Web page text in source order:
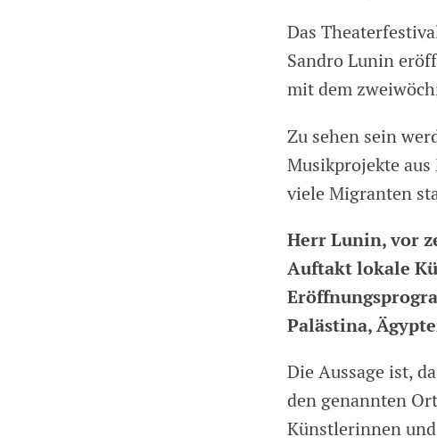
Das
Sandro Lunin
mit dem
Zu sehen sein
Musikprojekte aus
viele Migranten
Herr Lunin, vor
Auftaktlokale
Palästina,
Die Aussage ist,
den genannten
Künstlerinnen